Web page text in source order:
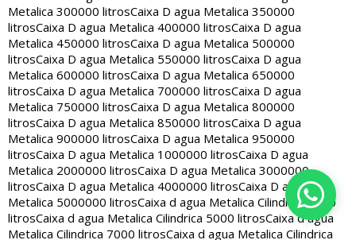
Metalica 300000 litrosCaixa D agua Metalica 350000
litrosCaixa D agua Metalica 400000 litrosCaixa D agua
Metalica 450000 litrosCaixa D agua Metalica 500000
litrosCaixa D agua Metalica 550000 litrosCaixa D agua
Metalica 600000 litrosCaixa D agua Metalica 650000
litrosCaixa D agua Metalica 700000 litrosCaixa D agua
Metalica 750000 litrosCaixa D agua Metalica 800000
litrosCaixa D agua Metalica 850000 litrosCaixa D agua
Metalica 900000 litrosCaixa D agua Metalica 950000
litrosCaixa D agua Metalica 1000000 litrosCaixa D agua
Metalica 2000000 litrosCaixa D agua Metalica 3000000
litrosCaixa D agua Metalica 4000000 litrosCaixa D agua
Metalica 5000000 litrosCaixa d agua Metalica Cilindrica 2000
litrosCaixa d agua Metalica Cilindrica 5000 litrosCaixa d agua
Metalica Cilindrica 7000 litrosCaixa d agua Metalica Cilindrica